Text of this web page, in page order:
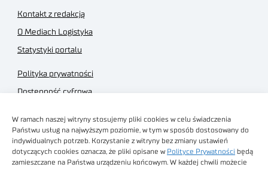
W ramach naszej witryny stosujemy pliki cookies w celu świadczenia
Państwu usług na najwyższym poziomie, w tym w sposób dostosowany do
indywidualnych potrzeb. Korzystanie z witryny bez zmiany ustawień
dotyczących cookies oznacza, że pliki opisane w Polityce Prywatności będą
zamieszczane na Państwa urządzeniu końcowym. W każdej chwili możecie
Kontakt z redakcją
O Mediach Logistyka
Statystyki portalu
Polityka prywatności
Dostępność cyfrowa
Regulamin sklepu